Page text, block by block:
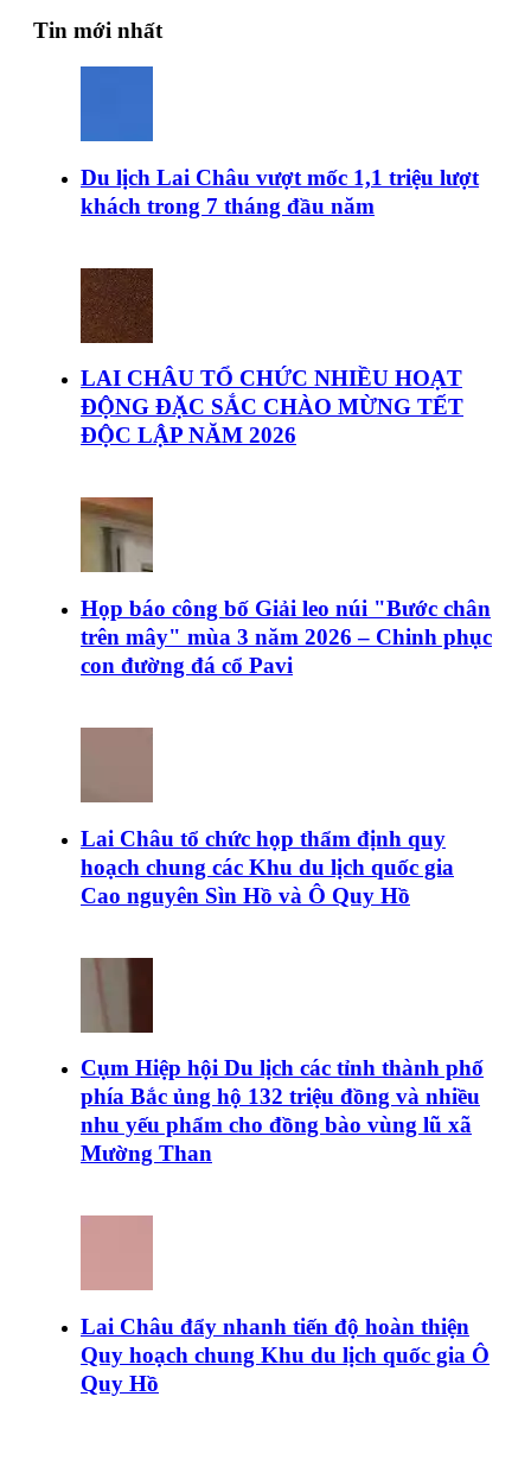
Tin mới nhất
Du lịch Lai Châu vượt mốc 1,1 triệu lượt
khách trong 7 tháng đầu năm
LAI CHÂU TỔ CHỨC NHIỀU HOẠT
ĐỘNG ĐẶC SẮC CHÀO MỪNG TẾT
ĐỘC LẬP NĂM 2026
Họp báo công bố Giải leo núi "Bước chân
trên mây" mùa 3 năm 2026 – Chinh phục
con đường đá cổ Pavi
Lai Châu tổ chức họp thẩm định quy
hoạch chung các Khu du lịch quốc gia
Cao nguyên Sìn Hồ và Ô Quy Hồ
Cụm Hiệp hội Du lịch các tỉnh thành phố
phía Bắc ủng hộ 132 triệu đồng và nhiều
nhu yếu phẩm cho đồng bào vùng lũ xã
Mường Than
Lai Châu đẩy nhanh tiến độ hoàn thiện
Quy hoạch chung Khu du lịch quốc gia Ô
Quy Hồ